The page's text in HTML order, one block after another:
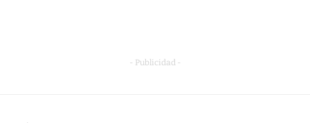
- Publicidad -